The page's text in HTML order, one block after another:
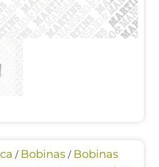
/ Bobinas / Bobinas